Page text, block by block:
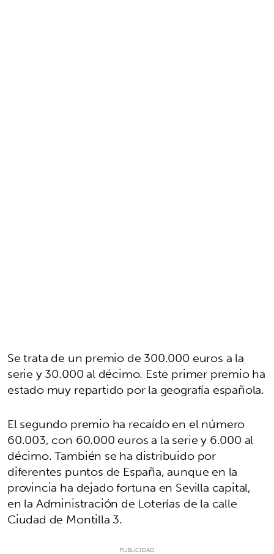
Se trata de un premio de 300.000 euros a la
serie y 30.000 al décimo. Este primer premio ha
estado muy repartido por la geografía española.
El segundo premio ha recaído en el número
60.003, con 60.000 euros a la serie y 6.000 al
décimo. También se ha distribuido por
diferentes puntos de España, aunque en la
provincia ha dejado fortuna en Sevilla capital,
en la Administración de Loterías de la calle
Ciudad de Montilla 3.